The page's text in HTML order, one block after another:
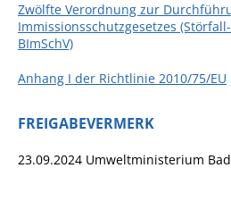
Aktion
Zwölfte Verordnung zur
Immissionsschutzgesetzes
BImSchV)
Anhang I der Richtlinie 2010/75/EU
FREIGABEVERMERK
23.09.2024 Umweltministerium